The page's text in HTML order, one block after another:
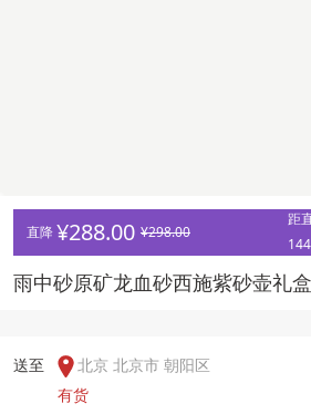
直降 ¥288.00 ¥298.00
距
雨中砂原矿龙血砂西施紫砂壶礼
送至
北京 北京市 朝阳区
有货